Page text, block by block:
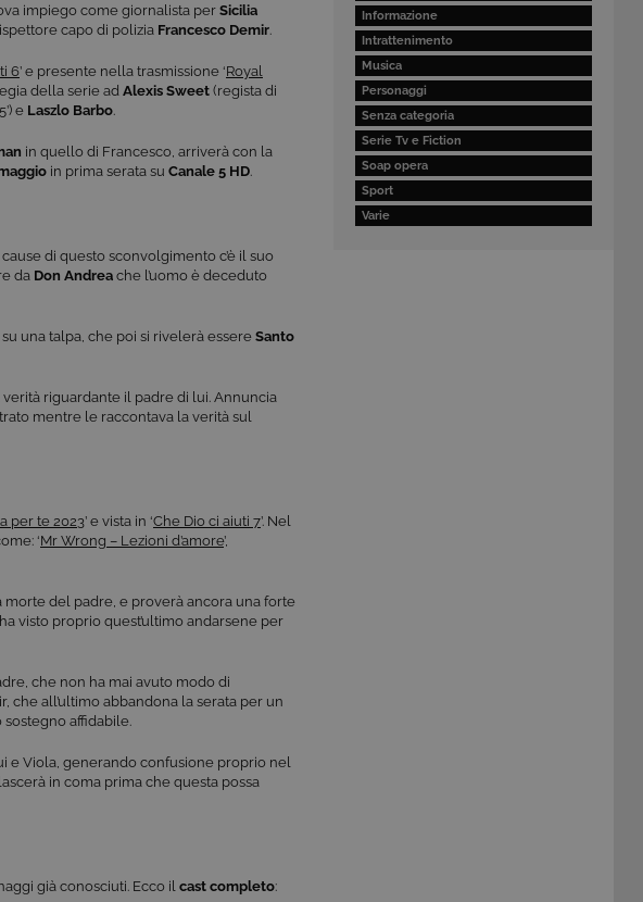
Informazione
Intrattenimento
Musica
Personaggi
Senza categoria
Serie Tv e Fiction
Soap opera
Sport
Varie
impiego come giornalista per Sicilia
capo di polizia Francesco Demir.
6’ e presente nella trasmissione ‘Royal
della serie ad Alexis Sweet (regista di
’) e Laszlo Barbo.
in quello di Francesco, arriverà con la
in prima serata su Canale 5 HD.
di questo sconvolgimento c’è il suo
da Don Andrea che l’uomo è deceduto
una talpa, che poi si rivelerà essere Santo
riguardante il padre di lui. Annuncia
mentre le raccontava la verità sul
per te 2023’ e vista in ‘Che Dio ci aiuti 7’. Nel
‘Mr Wrong – Lezioni d’amore’,
morte del padre, e proverà ancora una forte
visto proprio quest’ultimo andarsene per
che non ha mai avuto modo di
che all’ultimo abbandona la serata per un
affidabile.
e Viola, generando confusione proprio nel
in coma prima che questa possa
già conosciuti. Ecco il cast completo: